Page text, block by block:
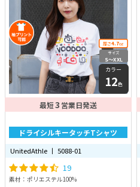
厚さ4.7oz
サイズ
S〜XXL
カラー
12色
最短3 営業日発送
ドライシルキータッチTシャツ
UnitedAthle 丨 5088-01
19
素材：ポリエステル100%